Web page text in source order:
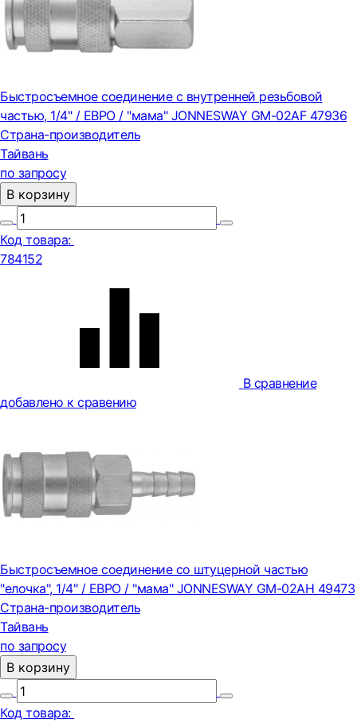
Быстросъемное соединение с внутренней резьбовой
частью, 1/4" / ЕВРО / "мама" JONNESWAY GM-02AF 47936
Страна-производитель
Тайвань
по запросу
В корзину
Код товара:
784152
В сравнение
добавлено к сравению
Быстросъемное соединение со штуцерной частью
"елочка", 1/4" / ЕВРО / "мама" JONNESWAY GM-02AH 49473
Страна-производитель
Тайвань
по запросу
В корзину
Код товара: